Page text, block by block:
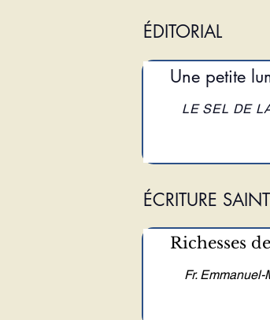
ÉDITORIAL
Une petite
LE SEL DE
ÉCRITURE
Richesses
Fr. Emmanuel-